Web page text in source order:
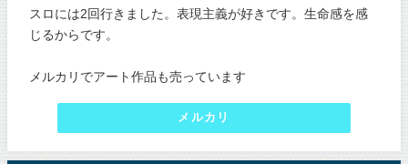
スロには2回行きました。表現主義が好きです。生命感を感
じるからです。
メルカリでアート作品も売っています
メルカリ